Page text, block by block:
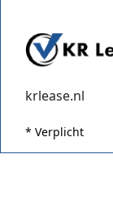
krlease.nl
* Verplicht